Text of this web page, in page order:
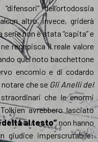
dell’ortodossia
altro, invece, griderà
serie non è stata “capita” e
recepisca il reale valore
quel noto bacchettone
encomio e di codardo
che se Gli Anelli del
che le enormi
avrebbero lasciato
al testo”non hanno
giudice imperscrutabile: